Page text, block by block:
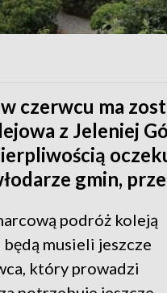
czerwcu ma
z Jeleniej
gmin,
podróż koleją
musieli jeszcze
który prowadzi